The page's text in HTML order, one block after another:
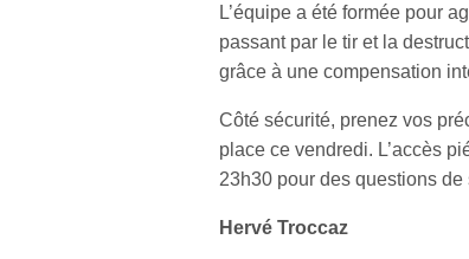
L’équipe a été formée pour
passant par le tir et la
grâce à une compensation
Côté sécurité, prenez vos
place ce vendredi. L’accès
23h30 pour des questions de
Hervé Troccaz